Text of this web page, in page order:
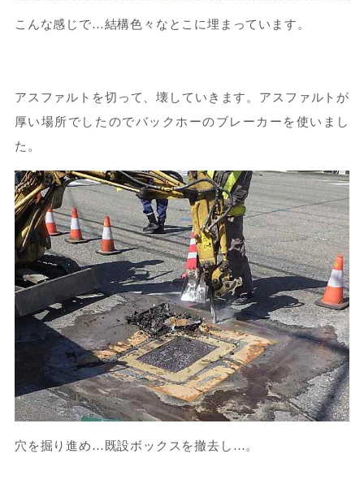
こんな感じで…結構色々なとこに埋まっています。
アスファルトを切って、壊していきます。アスファルトが
厚い場所でしたのでバックホーのブレーカーを使いまし
た。
穴を掘り進め…既設ボックスを撤去し…。